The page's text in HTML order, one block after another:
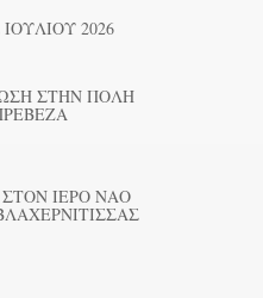
2026
ΣΤΗΝ ΠΟΛΗ
ΙΕΡΟ ΝΑΟ